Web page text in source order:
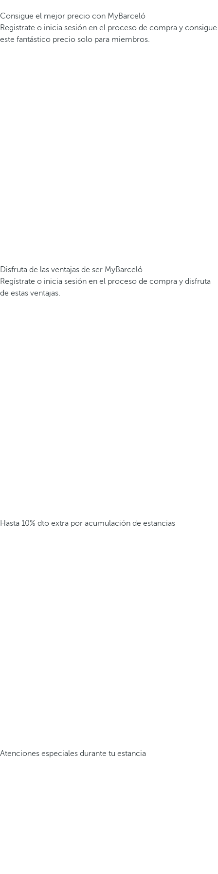
Consigue el mejor precio con MyBarceló
Registrate o inicia sesión en el proceso de compra y consigue
este fantástico precio solo para miembros.
Disfruta de las ventajas de ser MyBarceló
Regístrate o inicia sesión en el proceso de compra y disfruta
de estas ventajas.
Hasta 10% dto extra por acumulación de estancias
Atenciones especiales durante tu estancia